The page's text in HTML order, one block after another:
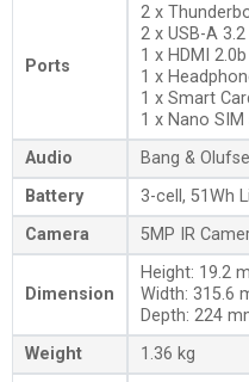
Ports
2 x
2 x USB-A 3.2
1 x HDMI 2.0b
1 x
1 x Smart
1 x Nano
Audio
Bang &
Battery
3-cell, 51Wh
Camera
5MP IR
Dimension
Height: 19.2
Width: 315.6
Depth: 224
Weight
1.36 kg